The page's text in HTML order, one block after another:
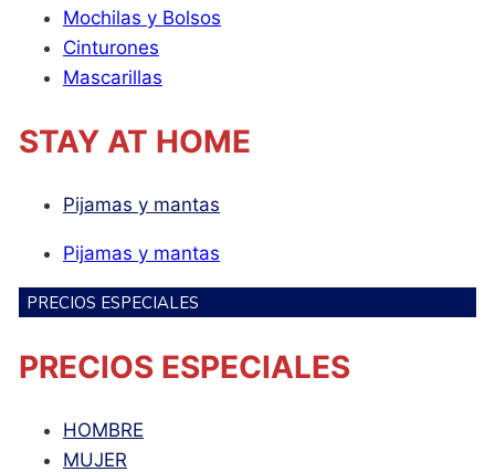
Mochilas y Bolsos
Cinturones
Mascarillas
STAY AT HOME
Pijamas y mantas
Pijamas y mantas
PRECIOS ESPECIALES
PRECIOS ESPECIALES
HOMBRE
MUJER